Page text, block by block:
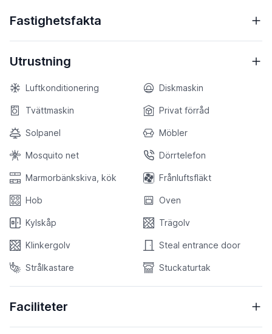
Fastighetsfakta
Utrustning
Luftkonditionering Diskmaskin
Tvättmaskin Privat förråd
Solpanel Möbler
Mosquito net Dörrtelefon
Marmorbänkskiva, kök Frånluftsfläkt
Hob Oven
Kylskåp Trägolv
Klinkergolv Steal entrance door
Strålkastare Stuckaturtak
Faciliteter